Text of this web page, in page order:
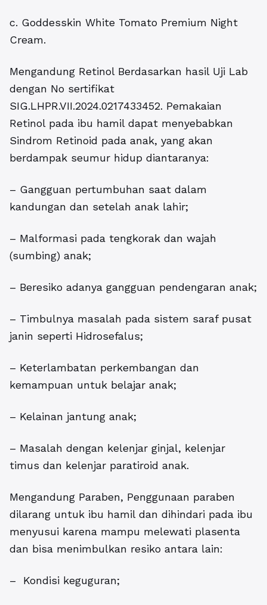
c. Goddesskin White Tomato Premium Night
Cream.
Mengandung Retinol Berdasarkan hasil Uji Lab
dengan No sertifikat
SIG.LHPR.VII.2024.0217433452. Pemakaian
Retinol pada ibu hamil dapat menyebabkan
Sindrom Retinoid pada anak, yang akan
berdampak seumur hidup diantaranya:
– Gangguan pertumbuhan saat dalam
kandungan dan setelah anak lahir;
– Malformasi pada tengkorak dan wajah
(sumbing) anak;
– Beresiko adanya gangguan pendengaran anak;
– Timbulnya masalah pada sistem saraf pusat
janin seperti Hidrosefalus;
– Keterlambatan perkembangan dan
kemampuan untuk belajar anak;
– Kelainan jantung anak;
– Masalah dengan kelenjar ginjal, kelenjar
timus dan kelenjar paratiroid anak.
Mengandung Paraben, Penggunaan paraben
dilarang untuk ibu hamil dan dihindari pada ibu
menyusui karena mampu melewati plasenta
dan bisa menimbulkan resiko antara lain:
– Kondisi keguguran;